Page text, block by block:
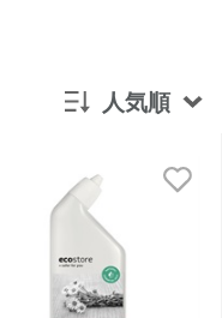
人気順
発売日順
価格が高い